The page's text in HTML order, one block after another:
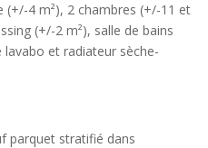
4 m²), 2 chambres (+/-11 et
(+/-2 m²), salle de bains
lavabo et radiateur sèche-
parquet stratifié dans